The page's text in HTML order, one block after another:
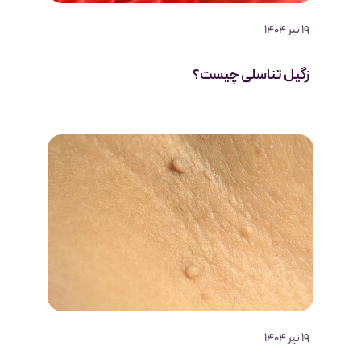
19 تیر 1404
زگیل تناسلی چیست؟
19 تیر 1404